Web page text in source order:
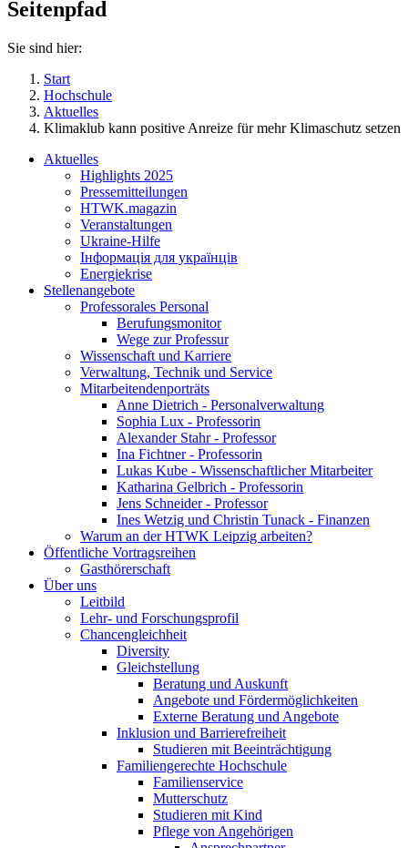
Seitenpfad
Sie sind hier:
Start
Hochschule
Aktuelles
Klimaklub kann positive Anreize für mehr Klimaschutz setzen
Aktuelles
Highlights 2025
Pressemitteilungen
HTWK.magazin
Veranstaltungen
Ukraine-Hilfe
Інформація для українців
Energiekrise
Stellenangebote
Professorales Personal
Berufungsmonitor
Wege zur Professur
Wissenschaft und Karriere
Verwaltung, Technik und Service
Mitarbeitendenporträts
Anne Dietrich - Personalverwaltung
Sophia Lux - Professorin
Alexander Stahr - Professor
Ina Fichtner - Professorin
Lukas Kube - Wissenschaftlicher Mitarbeiter
Katharina Gelbrich - Professorin
Jens Schneider - Professor
Ines Wetzig und Christin Tunack - Finanzen
Warum an der HTWK Leipzig arbeiten?
Öffentliche Vortragsreihen
Gasthörerschaft
Über uns
Leitbild
Lehr- und Forschungsprofil
Chancengleichheit
Diversity
Gleichstellung
Beratung und Auskunft
Angebote und Fördermöglichkeiten
Externe Beratung und Angebote
Inklusion und Barrierefreiheit
Studieren mit Beeinträchtigung
Familiengerechte Hochschule
Familienservice
Mutterschutz
Studieren mit Kind
Pflege von Angehörigen